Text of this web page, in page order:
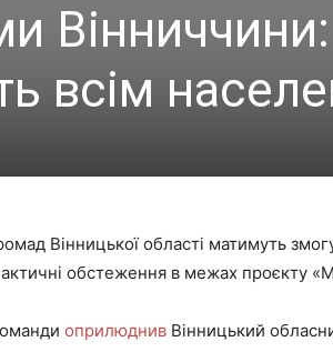
всім
Вінницької області матимуть
обстеження в межах проєкту
оприлюднив Вінницький